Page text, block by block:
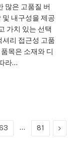
많은 고품질 버
및 내구성을 제공
가치 있는 선택
셔리 접근성 고품
목은 소재와 디
라…
… 81